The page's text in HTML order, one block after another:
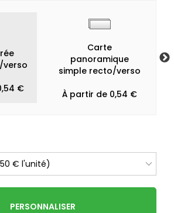
verso
€
Carte
panoramique
simple recto/verso
À partir de 0,54 €
PERSONNALISER